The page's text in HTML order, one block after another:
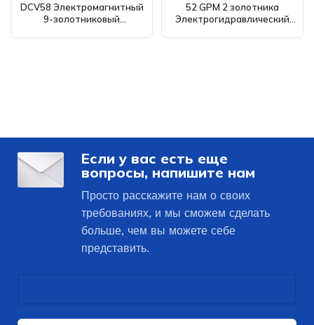
DCV58 Электромагнитный
9-золотниковый
52 GPM 2 золотника
Электрогидравлический
Если у вас есть еще
вопросы, напишите нам
Просто расскажите нам о своих
требованиях, и мы сможем сделать
больше, чем вы можете себе
представить.